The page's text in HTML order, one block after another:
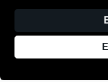
Erleben Sie unseren
einzigartige Auswahl
komfortablen
Kinder in angenehmer